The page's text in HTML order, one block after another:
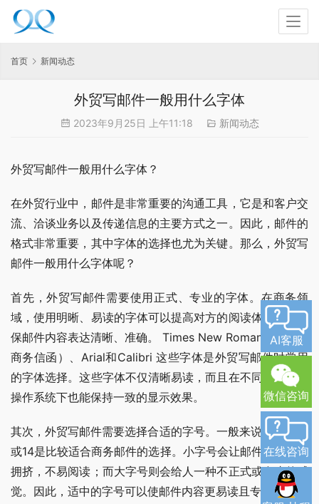
首页 新闻动态
外贸写邮件一般用什么字体
2023年9月25日 上午11:18 新闻动态
外贸写邮件一般用什么字体？
在外贸行业中，邮件是非常重要的沟通工具，它是和客户交
流、洽谈业务以及传递信息的主要方式之一。因此，邮件的
格式非常重要，其中字体的选择也尤为关键。那么，外贸写
邮件一般用什么字体呢？
首先，外贸写邮件需要使用正式、专业的字体。在商务领
域，使用明晰、易读的字体可以提高对方的阅读体验，并确
保邮件内容表达清晰、准确。 Times New Roman（常用于
商务信函）、Arial和Calibri 这些字体是外贸写邮件时常用
的字体选择。这些字体不仅清晰易读，而且在不同的电脑和
操作系统下也能保持一致的显示效果。
其次，外贸写邮件需要选择合适的字号。一般来说，字号12
或14是比较适合商务邮件的选择。小字号会让邮件内容显得
拥挤，不易阅读；而大字号则会给人一种不正式或夸张的感
觉。因此，适中的字号可以使邮件内容更易读且专业。
AI客服
微信咨询
在线咨询